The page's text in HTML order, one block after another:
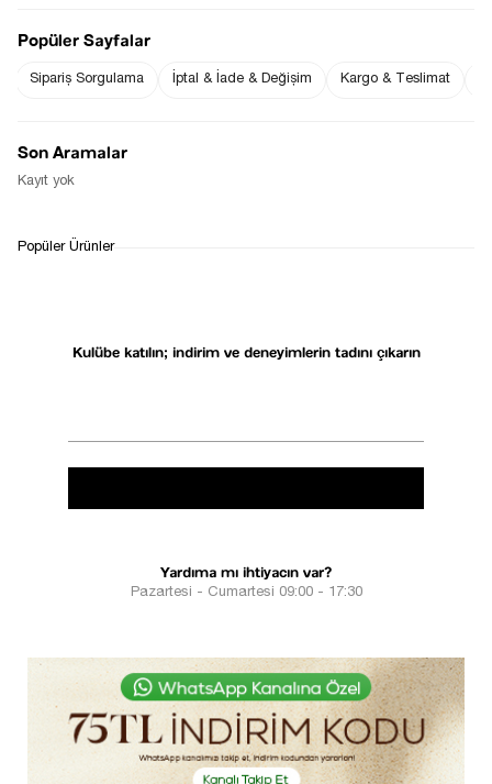
tonlarda bir ruj ile taze ve canlı bir görünüm elde
edebilirsiniz. Saçınızı doğal bir şekilde bırakabilir ya
Ocak 16, 2025
Kulübe katılın; indirim ve deneyimlerin tadını çıkarın
Yardıma mı ihtiyacın var?
Pazartesi - Cumartesi 09:00 - 17:30
Popüler Sayfalar
Sipariş Sorgulama İptal & İade & Değişim Kargo & Teslimat
Son Aramalar
Kayıt yok
Popüler Ürünler